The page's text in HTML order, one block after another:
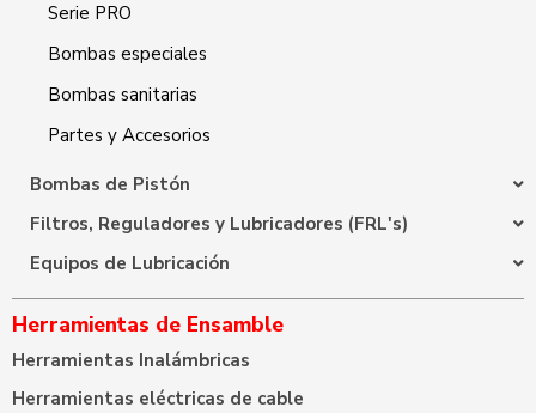
Serie PRO
Bombas especiales
Bombas sanitarias
Partes y Accesorios
Bombas de Pistón
Filtros, Reguladores y Lubricadores (FRL's)
Equipos de Lubricación
Herramientas de Ensamble
Herramientas Inalámbricas
Herramientas eléctricas de cable